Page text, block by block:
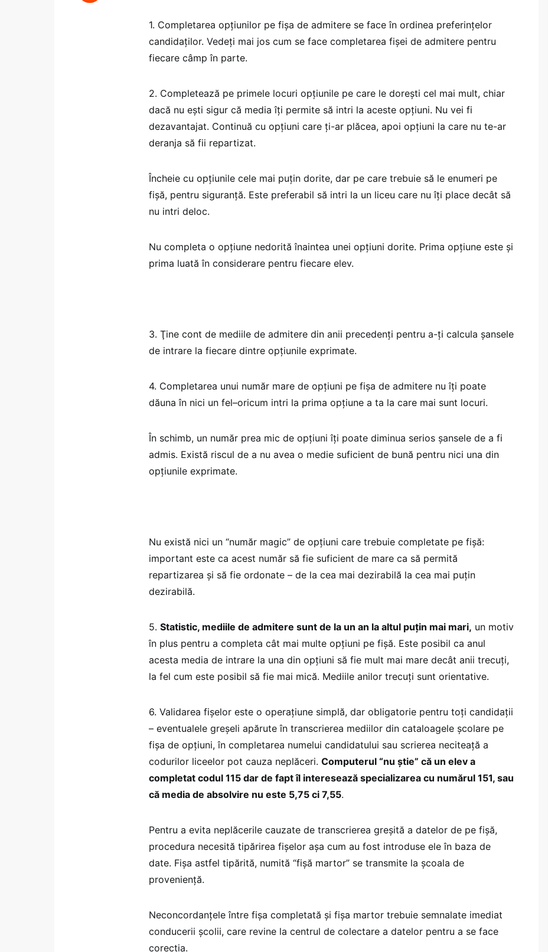
1. Completarea opţiunilor pe fişa de admitere se face în ordinea preferinţelor
candidaţilor. Vedeți mai jos cum se face completarea fișei de admitere pentru
fiecare câmp în parte.
2. Completează pe primele locuri opţiunile pe care le doreşti cel mai mult, chiar
dacă nu eşti sigur că media îţi permite să intri la aceste opţiuni. Nu vei fi
dezavantajat. Continuă cu opţiuni care ţi-ar plăcea, apoi opţiuni la care nu te-ar
deranja să fii repartizat.
Încheie cu opţiunile cele mai puţin dorite, dar pe care trebuie să le enumeri pe
fişă, pentru siguranţă. Este preferabil să intri la un liceu care nu îţi place decât să
nu intri deloc.
Nu completa o opţiune nedorită înaintea unei opţiuni dorite. Prima opţiune este şi
prima luată în considerare pentru fiecare elev.
3. Ţine cont de mediile de admitere din anii precedenţi pentru a-ţi calcula şansele
de intrare la fiecare dintre opţiunile exprimate.
4. Completarea unui număr mare de opţiuni pe fişa de admitere nu îţi poate
dăuna în nici un fel–oricum intri la prima opţiune a ta la care mai sunt locuri.
În schimb, un număr prea mic de opţiuni îţi poate diminua serios şansele de a fi
admis. Există riscul de a nu avea o medie suficient de bună pentru nici una din
opţiunile exprimate.
Nu există nici un “număr magic” de opţiuni care trebuie completate pe fişă:
important este ca acest număr să fie suficient de mare ca să permită
repartizarea şi să fie ordonate – de la cea mai dezirabilă la cea mai puţin
dezirabilă.
5. Statistic, mediile de admitere sunt de la un an la altul puţin mai mari, un motiv
în plus pentru a completa cât mai multe opţiuni pe fişă. Este posibil ca anul
acesta media de intrare la una din opţiuni să fie mult mai mare decât anii trecuţi,
la fel cum este posibil să fie mai mică. Mediile anilor trecuţi sunt orientative.
6. Validarea fişelor este o operaţiune simplă, dar obligatorie pentru toţi candidaţii
– eventualele greşeli apărute în transcrierea mediilor din cataloagele şcolare pe
fişa de opţiuni, în completarea numelui candidatului sau scrierea neciteaţă a
codurilor liceelor pot cauza neplăceri. Computerul “nu ştie” că un elev a
completat codul 115 dar de fapt îl interesează specializarea cu numărul 151, sau
că media de absolvire nu este 5,75 ci 7,55.
Pentru a evita neplăcerile cauzate de transcrierea greşită a datelor de pe fişă,
procedura necesită tipărirea fişelor aşa cum au fost introduse ele în baza de
date. Fişa astfel tipărită, numită “fişă martor” se transmite la şcoala de
provenienţă.
Neconcordanţele între fişa completată şi fişa martor trebuie semnalate imediat
conducerii şcolii, care revine la centrul de colectare a datelor pentru a se face
corecţia.